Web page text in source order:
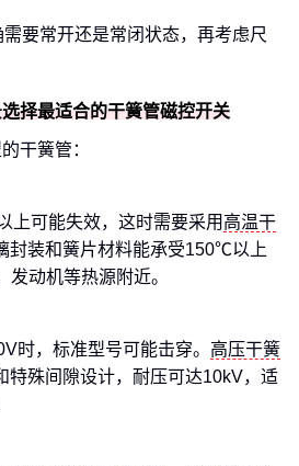
要常开还是常闭状态，再考虑尺
择最适合的干簧管磁控开关
干簧管：
上可能失效，这时需要采用 高温干
封装和簧片材料能承受150℃以上
发动机等热源附近。
时，标准型号可能击穿。 高压干簧
特殊间隙设计，耐压可达10kV，适